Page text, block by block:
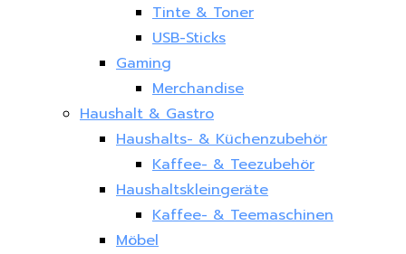
Tinte & Toner
USB-Sticks
Gaming
Merchandise
Haushalt & Gastro
Haushalts- & Küchenzubehör
Kaffee- & Teezubehör
Haushaltskleingeräte
Kaffee- & Teemaschinen
Möbel